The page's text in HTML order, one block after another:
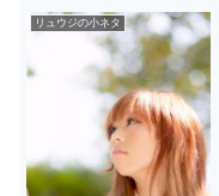
リュウジの小ネタ